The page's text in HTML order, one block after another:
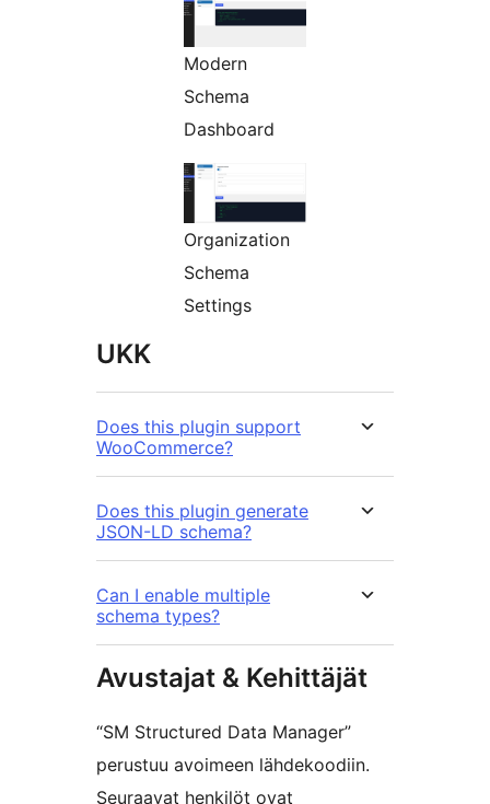
Modern
Schema
Dashboard
Organization
Schema
Settings
UKK
Does this plugin support
WooCommerce?
Does this plugin generate
JSON-LD schema?
Can I enable multiple
schema types?
Avustajat & Kehittäjät
“SM Structured Data Manager”
perustuu avoimeen lähdekoodiin.
Seuraavat henkilöt ovat